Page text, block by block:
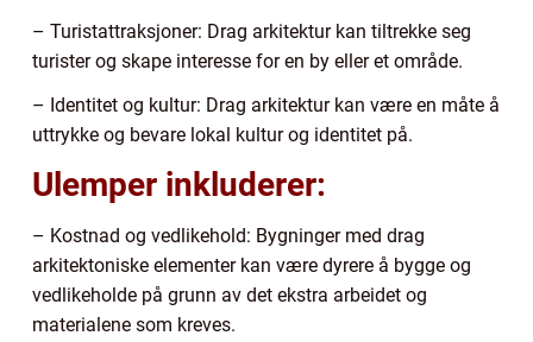
– Turistattraksjoner: Drag arkitektur kan tiltrekke seg
turister og skape interesse for en by eller et område.
– Identitet og kultur: Drag arkitektur kan være en måte å
uttrykke og bevare lokal kultur og identitet på.
Ulemper inkluderer:
– Kostnad og vedlikehold: Bygninger med drag
arkitektoniske elementer kan være dyrere å bygge og
vedlikeholde på grunn av det ekstra arbeidet og
materialene som kreves.